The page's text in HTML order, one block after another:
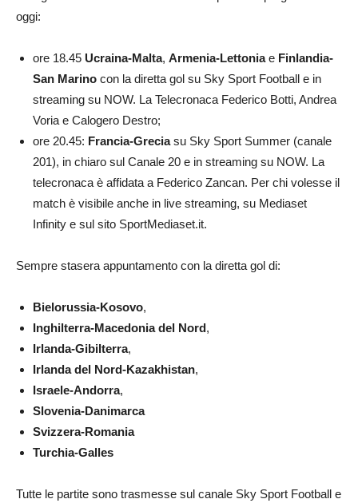
oggi:
ore 18.45 Ucraina-Malta, Armenia-Lettoniae Finlandia-
San Marino con la diretta gol su Sky Sport Football e in
streaming su NOW. La Telecronaca Federico Botti, Andrea
Voria e Calogero Destro;
ore 20.45: Francia-Greciasu Sky Sport Summer (canale
201), in chiaro sul Canale 20 e in streaming su NOW. La
telecronaca è affidata a Federico Zancan. Per chi volesse il
match è visibile anche in live streaming, su Mediaset
Infinity e sul sito SportMediaset.it.
Sempre stasera appuntamento con la diretta gol di:
Bielorussia-Kosovo,
Inghilterra-Macedonia del Nord,
Irlanda-Gibilterra,
Irlanda del Nord-Kazakhistan,
Israele-Andorra,
Slovenia-Danimarca
Svizzera-Romania
Turchia-Galles
Tutte le partite sono trasmesse sul canale Sky Sport Football e